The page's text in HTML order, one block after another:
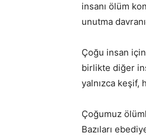
insanı ölüm
unutma
Çoğu insan
birlikte diğer
yalnızca keşif,
Çoğumuz
Bazıları